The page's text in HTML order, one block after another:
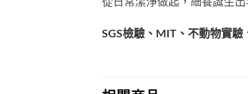
SGS檢驗、MIT、不動物實驗